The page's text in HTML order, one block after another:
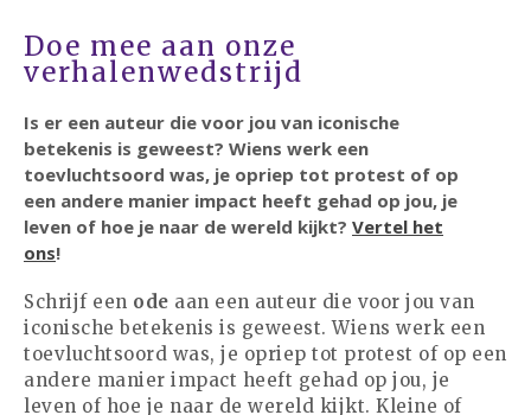
Sunday
26 juli: Lazy Queer Sunday
Vrijwilliger: Medewerker
Financiële Administratie
Doe mee aan onze
verhalenwedstrijd
Is er een auteur die voor jou van iconische
betekenis is geweest? Wiens werk een
toevluchtsoord was, je opriep tot protest of op
een andere manier impact heeft gehad op jou, je
leven of hoe je naar de wereld kijkt? Vertel het
ons!
Schrijf een ode aan een auteur die voor jou van
iconische betekenis is geweest. Wiens werk een
toevluchtsoord was, je opriep tot protest of op een
andere manier impact heeft gehad op jou, je
leven of hoe je naar de wereld kijkt. Kleine of